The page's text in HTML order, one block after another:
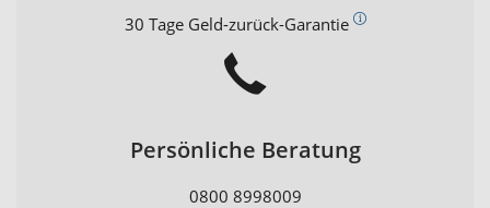
30 Tage Geld-zurück-Garantie
Persönliche Beratung
0800 8998009